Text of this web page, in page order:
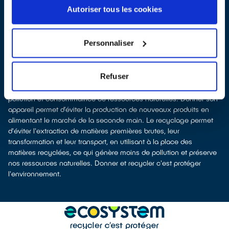
Autoriser tous les cookies
Personnaliser
Refuser
dans certains points de vente)
Les points de collecte de Calvi, partenaires de notre éco-
collectés afin que nous prenions en charge leur dépollution et
leur recyclage.
Recycler, c’est économiser les ressources et réduire l’impact
La production d’appareils électriques neufs est génératrice de
pollution et consommatrice de ressources naturelles. Donner son
appareil permet d’éviter la production de nouveaux produits en
alimentant le marché de la seconde main. Le recyclage permet
d'éviter l'extraction de matières premières brutes, leur
transformation et leur transport, en utilisant à la place des
matières recyclées, ce qui génère moins de pollution et préserve
nos ressources naturelles. Donner et recycler c'est protéger
l'environnement.